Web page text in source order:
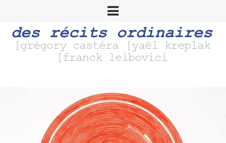
des récits ordinaires
[grégory castéra [yaël kreplak
[franck leibovici